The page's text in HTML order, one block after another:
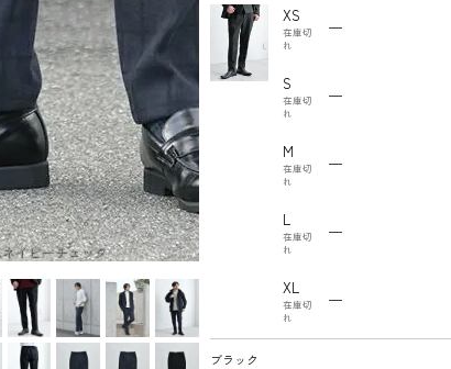
ネイビーチェック
XS
在庫切
れ
—
S
在庫切
れ
—
M
在庫切
れ
—
L
在庫切
れ
—
XL
在庫切
れ
—
ブラック